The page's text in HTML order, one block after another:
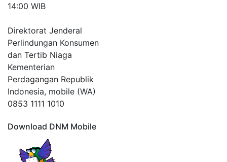
14:00 WIB
Direktorat Jenderal
Perlindungan Konsumen
dan Tertib Niaga
Kementerian
Perdagangan Republik
Indonesia, mobile (WA)
0853 1111 1010
Download DNM Mobile